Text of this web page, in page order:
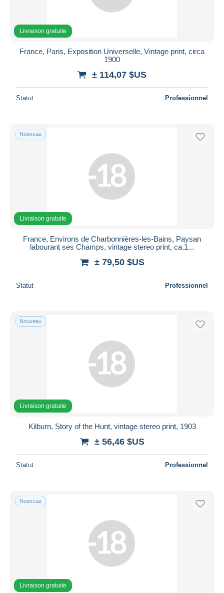
Livraison gratuite
France, Paris, Exposition Universelle, Vintage print, circa
1900
± 114,07 $US
Statut Professionnel
Nouveau
Livraison gratuite
France, Environs de Charbonnières-les-Bains, Paysan
labourant ses Champs, vintage stereo print, ca.1...
± 79,50 $US
Statut Professionnel
Nouveau
Livraison gratuite
Kilburn, Story of the Hunt, vintage stereo print, 1903
± 56,46 $US
Statut Professionnel
Nouveau
Livraison gratuite